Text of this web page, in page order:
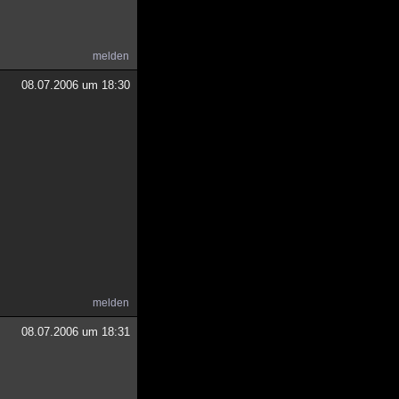
melden
08.07.2006 um 18:30
melden
08.07.2006 um 18:31